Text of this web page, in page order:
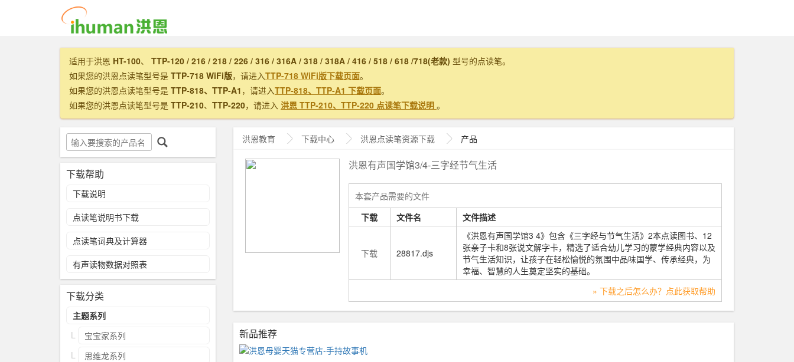
适用于洪恩 HT-100、 TTP-120 / 216 / 218 / 226 / 316 / 316A / 318 / 318A / 416 / 518 / 618 /718(老款) 型号的点读笔。
如果您的洪恩点读笔型号是 TTP-718 WiFi版，请进入TTP-718 WiFi版下载页面。
如果您的洪恩点读笔型号是 TTP-818、TTP-A1 ，请进入TTP-818、TTP-A1 下载页面。
如果您的洪恩点读笔型号是 TTP-210、 TTP-220，请进入 洪恩 TTP-210、TTP-220 点读笔下载说明 。
洪恩教育 下载中心 洪恩点读笔资源下载 产品
洪恩有声国学馆3/4-三字经节气生活
本套产品需要的文件
下载
文件名 文件描述
下载 28817.djs
《洪恩有声国学馆3 4》包含《三字经与节气生活》2本点读图书、12
张亲子卡和8张说文解字卡，精选了适合幼儿学习的蒙学经典内容以及
节气生活知识，让孩子在轻松愉悦的氛围中品味国学、传承经典，为
幸福、智慧的人生奠定坚实的基础。
» 下载之后怎么办？点此获取帮助
新品推荐
下载帮助
下载说明
点读笔说明书下载
点读笔词典及计算器
有声读物数据对照表
下载分类
主题系列
宝宝家系列
思维龙系列